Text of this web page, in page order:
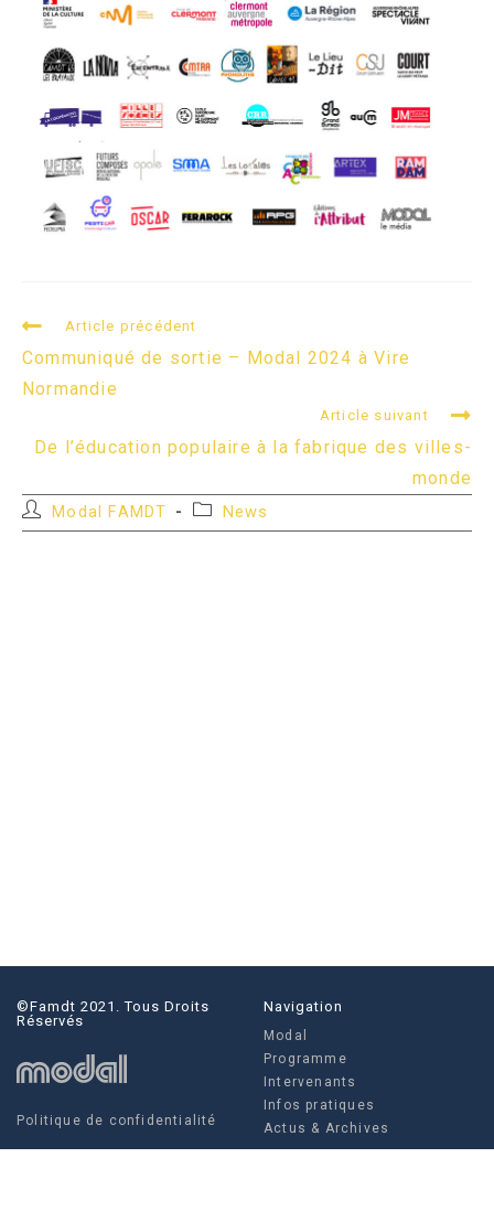
READ
ARTICLES
Article précédent
Communiqué de sortie – Modal 2024 à Vire
Normandie
Article suivant
De l’éducation populaire à la fabrique des villes-
monde
Auteur/autrice
de
Modal FAMDT
Post
category:
News
©famdt 2021. Tous Droits
Réservés
Politique de confidentialité
Navigation
Modal
Programme
Intervenants
Infos pratiques
Actus & Archives